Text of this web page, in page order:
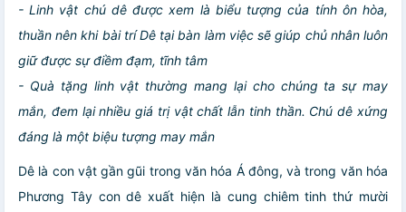
- Linh vật chú dê được xem là biểu tượng của tính ôn hòa,
thuần nên khi bài trí Dê tại bàn làm việc sẽ giúp chủ nhân luôn
giữ được sự điềm đạm, tĩnh tâm
- Quà tặng linh vật thường mang lại cho chúng ta sự may
mắn, đem lại nhiều giá trị vật chất lẫn tinh thần. Chú dê xứng
đáng là một biệu tượng may mắn
Dê là con vật gần gũi trong văn hóa Á đông, và trong văn hóa
Phương Tây con dê xuất hiện là cung chiêm tinh thứ mười